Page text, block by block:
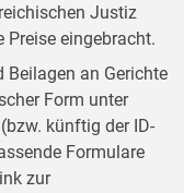
Justiz
eingebracht.
Beilagen an Gerichte
Form unter
künftig der ID-
Formulare
zur